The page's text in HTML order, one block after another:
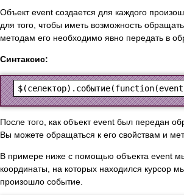
Объект event создается для каждого
для того, чтобы иметь возможность
методам его необходимо явно передать в
Синтаксис:
$(селектор).событие(function(event
После того, как объект event был передан
Вы можете обращаться к его свойствам и
В примере ниже с помощью объекта event
координаты, на которых находился курсор
произошло событие.